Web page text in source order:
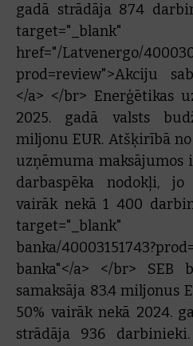
gadā strādāja 874
target="_blank"
href="/Latvenergo/
prod=review">Akciju
</a> </br> Enerģētikas
2025. gadā valsts
miljonu EUR. Atšķirībā
uzņēmuma maksājumos
darbaspēka nodokļi,
vairāk nekā 1 400
banka/
banka"</a> </br> SEB
samaksāja 83.4 miljonus
50% vairāk nekā 2024.
strādāja 936 darbinieki.